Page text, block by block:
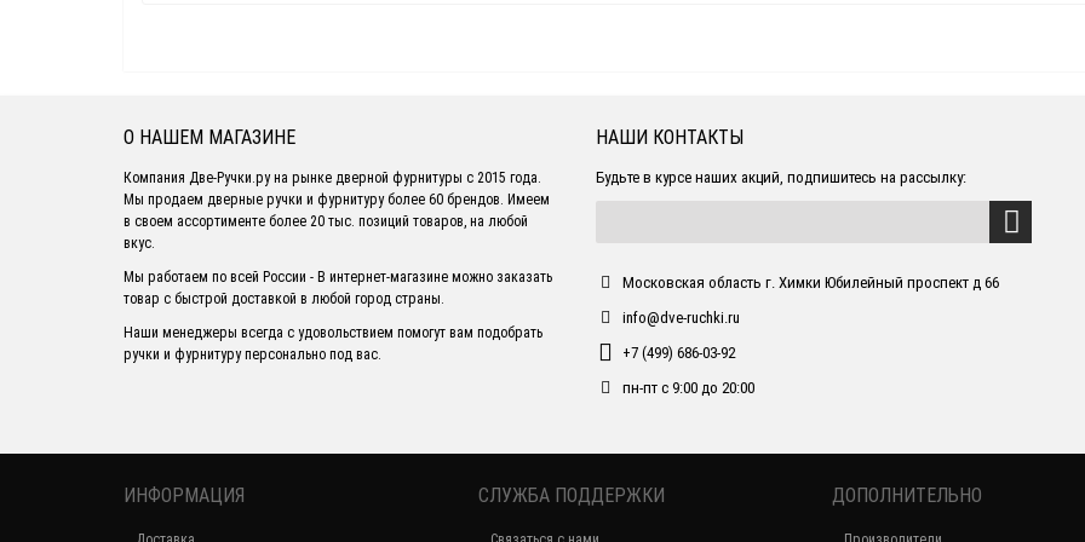
О НАШЕМ МАГАЗИНЕ
Компания Две-Ручки.ру на рынке дверной фурнитуры с 2015 года.
Мы продаем дверные ручки и фурнитуру более 60 брендов. Имеем
в своем ассортименте более 20 тыс. позиций товаров, на любой
вкус.
Мы работаем по всей России - В интернет-магазине можно заказать
товар с быстрой доставкой в любой город страны.
Наши менеджеры всегда с удовольствием помогут вам подобрать
ручки и фурнитуру персонально под вас.
НАШИ КОНТАКТЫ
Будьте в курсе наших акций, подпишитесь на рассылку:
Московская область г. Химки Юбилейный проспект д 66
info@dve-ruchki.ru
+7 (499) 686-03-92
пн-пт с 9:00 до 20:00
ИНФОРМАЦИЯ СЛУЖБА ПОДДЕРЖКИ ДОПОЛНИТЕЛЬНО